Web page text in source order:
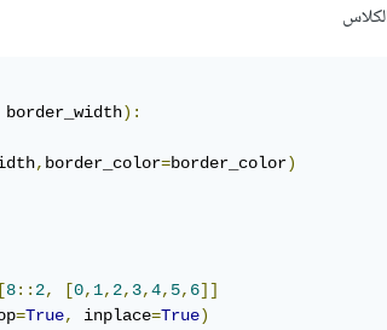
border_width):
, border_color=border_color)
[8:: 2, [0, 1, 2, 3,4, 5, 6]]
=True, inplace=True)